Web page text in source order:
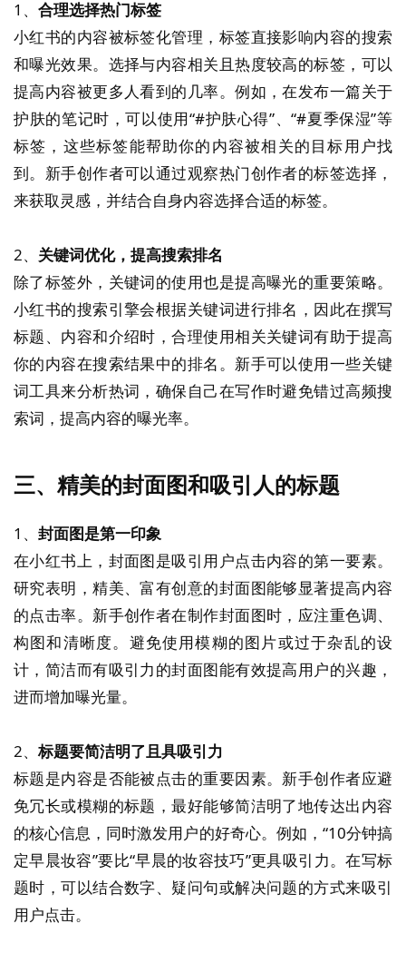
1、 合理选择热门标签
小红书的内容被标签化管理，标签直接影响内容的搜索
和曝光效果。选择与内容相关且热度较高的标签，可以
提高内容被更多人看到的几率。例如，在发布一篇关于
护肤的笔记时，可以使用“#护肤心得”、“#夏季保湿”等
标签，这些标签能帮助你的内容被相关的目标用户找
到。新手创作者可以通过观察热门创作者的标签选择，
来获取灵感，并结合自身内容选择合适的标签。
2、 关键词优化，提高搜索排名
除了标签外，关键词的使用也是提高曝光的重要策略。
小红书的搜索引擎会根据关键词进行排名，因此在撰写
标题、内容和介绍时，合理使用相关关键词有助于提高
你的内容在搜索结果中的排名。新手可以使用一些关键
词工具来分析热词，确保自己在写作时避免错过高频搜
索词，提高内容的曝光率。
三、精美的封面图和吸引人的标题
1、 封面图是第一印象
在小红书上，封面图是吸引用户点击内容的第一要素。
研究表明，精美、富有创意的封面图能够显著提高内容
的点击率。新手创作者在制作封面图时，应注重色调、
构图和清晰度。避免使用模糊的图片或过于杂乱的设
计，简洁而有吸引力的封面图能有效提高用户的兴趣，
进而增加曝光量。
2、 标题要简洁明了且具吸引力
标题是内容是否能被点击的重要因素。新手创作者应避
免冗长或模糊的标题，最好能够简洁明了地传达出内容
的核心信息，同时激发用户的好奇心。例如，“10分钟搞
定早晨妆容”要比“早晨的妆容技巧”更具吸引力。在写标
题时，可以结合数字、疑问句或解决问题的方式来吸引
用户点击。